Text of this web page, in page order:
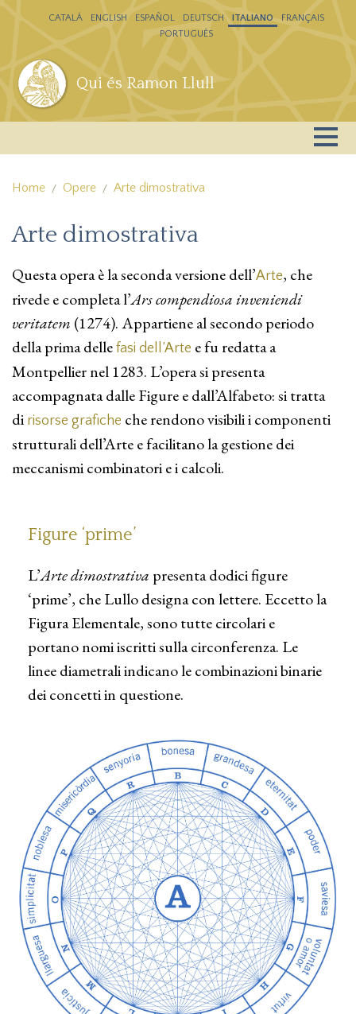
Salta al contenuto principale
Qui és Ramon Llull
CATALÁ ENGLISH ESPAÑOL DEUTSCH ITALIANO
FRANÇAIS
PORTUGUÊS
Home Opere Arte dimostrativa
Arte dimostrativa
Questa opera è la seconda versione dell’Arte, che
rivede e completa l’Ars compendiosa inveniendi
veritatem (1274). Appartiene al secondo periodo
della prima delle fasi dell’Arte e fu redatta a
Montpellier nel 1283. L’opera si presenta
accompagnata dalle Figure e dall’Alfabeto: si tratta
di risorse grafiche che rendono visibili i componenti
strutturali dell’Arte e facilitano la gestione dei
meccanismi combinatori e i calcoli.
Figure ‘prime’
L’Arte dimostrativa presenta dodici figure
‘prime’, che Lullo designa con lettere. Eccetto la
Figura Elementale, sono tutte circolari e
portano nomi iscritti sulla circonferenza. Le
linee diametrali indicano le combinazioni binarie
dei concetti in questione.